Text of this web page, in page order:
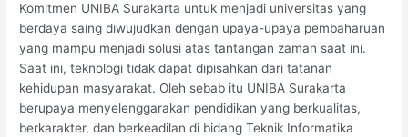
Komitmen UNIBA Surakarta untuk menjadi universitas yang
berdaya saing diwujudkan dengan upaya-upaya pembaharuan
yang mampu menjadi solusi atas tantangan zaman saat ini.
Saat ini, teknologi tidak dapat dipisahkan dari tatanan
kehidupan masyarakat. Oleh sebab itu UNIBA Surakarta
berupaya menyelenggarakan pendidikan yang berkualitas,
berkarakter, dan berkeadilan di bidang Teknik Informatika
STUDI
INFORMATIKA
PROGRAM
SARJANA
UNIBA
SURAKARTA